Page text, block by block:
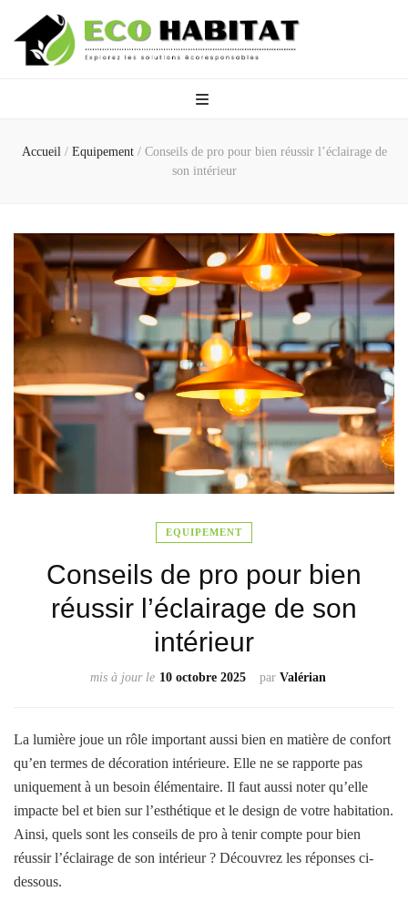
Eco Habitat
Accueil / Equipement / Conseils de pro pour bien réussir l’éclairage de
son intérieur
EQUIPEMENT
Conseils de pro pour bien
réussir l’éclairage de son
intérieur
par Valérian
mis à jour le 10 octobre 2025
La lumière joue un rôle important aussi bien en matière de confort
qu’en termes de décoration intérieure. Elle ne se rapporte pas
uniquement à un besoin élémentaire. Il faut aussi noter qu’elle
impacte bel et bien sur l’esthétique et le design de votre habitation.
Ainsi, quels sont les conseils de pro à tenir compte pour bien
réussir l’éclairage de son intérieur ? Découvrez les réponses ci-
dessous.